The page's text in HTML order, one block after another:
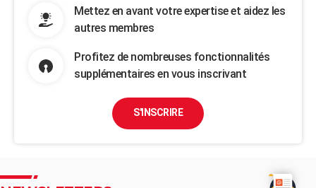
Mettez en avant votre expertise et aidez les
autres membres
Profitez de nombreuses fonctionnalités
supplémentaires en vous inscrivant
S'INSCRIRE